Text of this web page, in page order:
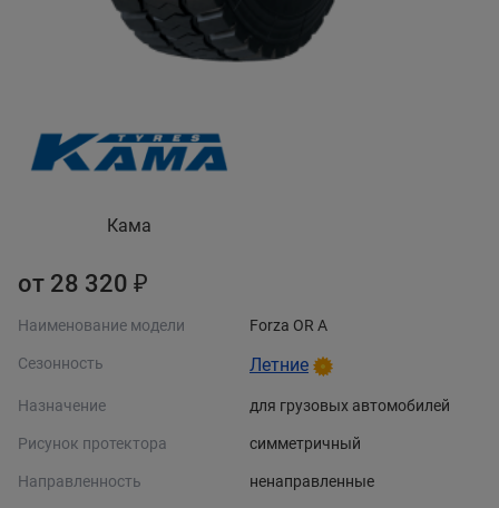
Кама
от 28 320 ₽
Наименование модели Forza OR A
Сезонность Летние
Назначение для грузовых автомобилей
Рисунок протектора симметричный
Направленность ненаправленные